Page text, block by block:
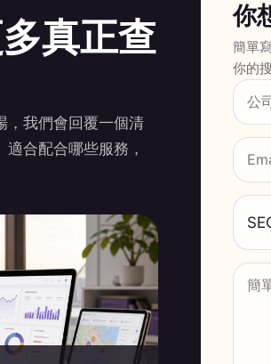
真正查
，我們會回覆一個清
合配合哪些服務，
你
簡單
你的